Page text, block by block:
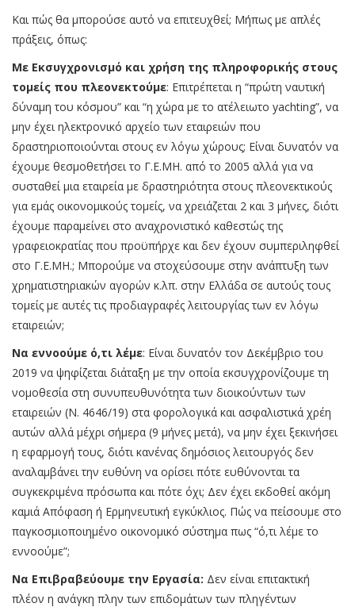
Και πώς θα μπορούσε αυτό να επιτευχθεί; Μήπως με απλές
πράξεις, όπως:
Με Εκσυγχρονισμό και χρήση της πληροφορικής στους
τομείς που πλεονεκτούμε: Επιτρέπεται η “πρώτη ναυτική
δύναμη του κόσμου” και “η χώρα με το ατέλειωτο yachting”, να
μην έχει ηλεκτρονικό αρχείο των εταιρειών που
δραστηριοποιούνται στους εν λόγω χώρους; Είναι δυνατόν να
έχουμε θεσμοθετήσει το Γ.Ε.ΜΗ. από το 2005 αλλά για να
συσταθεί μια εταιρεία με δραστηριότητα στους πλεονεκτικούς
για εμάς οικονομικούς τομείς, να χρειάζεται 2 και 3 μήνες, διότι
έχουμε παραμείνει στο αναχρονιστικό καθεστώς της
γραφειοκρατίας που προϋπήρχε και δεν έχουν συμπεριληφθεί
στο Γ.Ε.ΜΗ.; Μπορούμε να στοχεύσουμε στην ανάπτυξη των
χρηματιστηριακών αγορών κ.λπ. στην Ελλάδα σε αυτούς τους
τομείς με αυτές τις προδιαγραφές λειτουργίας των εν λόγω
εταιρειών;
Να εννοούμε ό,τι λέμε: Είναι δυνατόν τον Δεκέμβριο του
2019 να ψηφίζεται διάταξη με την οποία εκσυγχρονίζουμε τη
νομοθεσία στη συνυπευθυνότητα των διοικούντων των
εταιρειών (Ν. 4646/19) στα φορολογικά και ασφαλιστικά χρέη
αυτών αλλά μέχρι σήμερα (9 μήνες μετά), να μην έχει ξεκινήσει
η εφαρμογή τους, διότι κανένας δημόσιος λειτουργός δεν
αναλαμβάνει την ευθύνη να ορίσει πότε ευθύνονται τα
συγκεκριμένα πρόσωπα και πότε όχι; Δεν έχει εκδοθεί ακόμη
καμιά Απόφαση ή Ερμηνευτική εγκύκλιος. Πώς να πείσουμε στο
παγκοσμιοποιημένο οικονομικό σύστημα πως “ό,τι λέμε το
εννοούμε”;
Να Επιβραβεύουμε την Εργασία: Δεν είναι επιτακτική
πλέον η ανάγκη πλην των επιδομάτων των πληγέντων